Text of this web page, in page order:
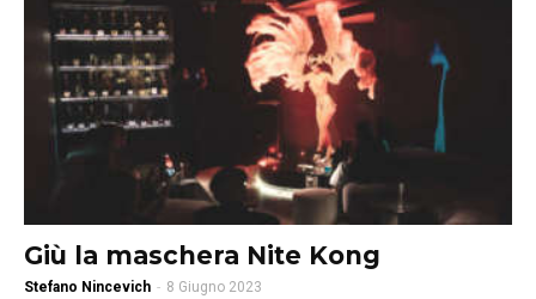
Giù la maschera Nite Kong
Stefano Nincevich - 8 Giugno 2023